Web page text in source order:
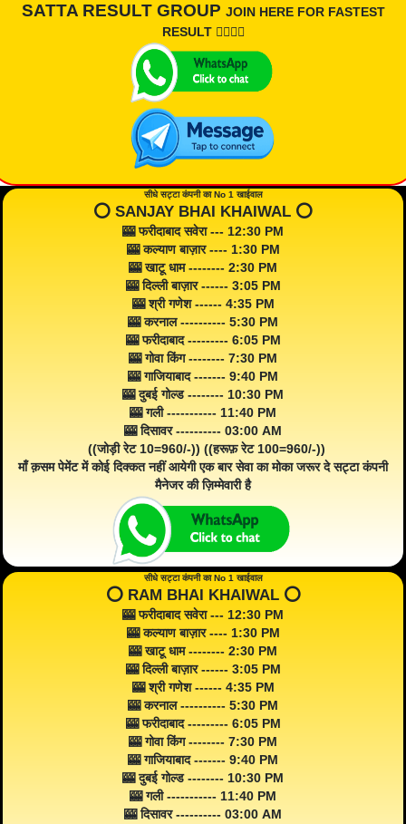
SATTA RESULT GROUP JOIN HERE FOR FASTEST
RESULT 👇🏾👇🏾
सीधे सट्टा कंपनी का No 1 खाईवाल
⭕️ SANJAY BHAI KHAIWAL ⭕️
🎰 फरीदाबाद सवेरा --- 12:30 PM
🎰 कल्याण बाज़ार ---- 1:30 PM
🎰 खाटू धाम -------- 2:30 PM
🎰 दिल्ली बाज़ार ------ 3:05 PM
🎰 श्री गणेश ------ 4:35 PM
🎰 करनाल ---------- 5:30 PM
🎰 फरीदाबाद --------- 6:05 PM
🎰 गोवा किंग -------- 7:30 PM
🎰 गाजियाबाद ------- 9:40 PM
🎰 दुबई गोल्ड -------- 10:30 PM
🎰 गली ----------- 11:40 PM
🎰 दिसावर ---------- 03:00 AM
((जोड़ी रेट 10=960/-)) ((हरूफ़ रेट 100=960/-))
माँ क़सम पेमेंट में कोई दिक्कत नहीं आयेगी एक बार सेवा का मोका जरूर दे सट्टा कंपनी
मैनेजर की ज़िम्मेवारी है
सीधे सट्टा कंपनी का No 1 खाईवाल
⭕️ RAM BHAI KHAIWAL ⭕️
🎰 फरीदाबाद सवेरा --- 12:30 PM
🎰 कल्याण बाज़ार ---- 1:30 PM
🎰 खाटू धाम -------- 2:30 PM
🎰 दिल्ली बाज़ार ------ 3:05 PM
🎰 श्री गणेश ------ 4:35 PM
🎰 करनाल ---------- 5:30 PM
🎰 फरीदाबाद --------- 6:05 PM
🎰 गोवा किंग -------- 7:30 PM
🎰 गाजियाबाद ------- 9:40 PM
🎰 दुबई गोल्ड -------- 10:30 PM
🎰 गली ----------- 11:40 PM
🎰 दिसावर ---------- 03:00 AM